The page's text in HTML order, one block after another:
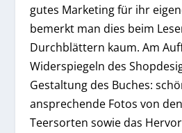
gutes Marketing für ihr
bemerkt man dies beim
Durchblättern kaum. Am
Widerspiegeln des
Gestaltung des Buches:
ansprechende Fotos von
Teersorten sowie das